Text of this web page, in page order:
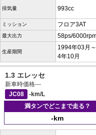
排気量 993cc
ミッション フロア3AT
最大出力 58ps/
生産期間
1994年03月
4年10月
1.3 エレッセ
新車時価格---
JC08
-km/L
満タンでどこまで走る？
-km